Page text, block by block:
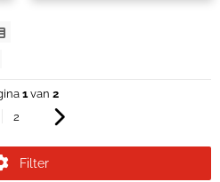
1van 2
2
Filter